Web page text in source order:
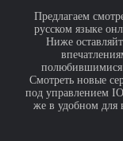
Предлагаем
русском языке
Ниже
полюбившимися
Смотреть новые
под управлением
же в удобном для